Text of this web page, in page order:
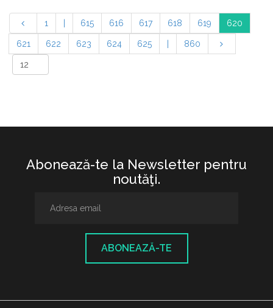
1 615 616 617 618 619 620
621 622 623 624 625 860
Abonează-te la Newsletter pentru
noutăţi.
ABONEAZĂ-TE